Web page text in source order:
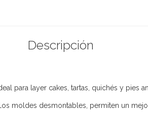
Descripción
para layer cakes, tartas, quichés y pies
moldes desmontables, permiten un